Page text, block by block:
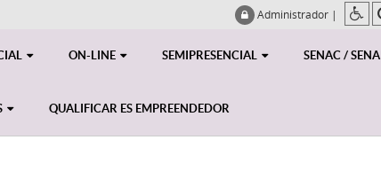
Administrador |
ON-LINE SEMIPRESENCIAL SENAC / SENAI
QUALIFICAR ES EMPREENDEDOR